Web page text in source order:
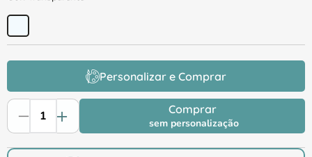
Personalizar e Comprar
Comprar
sem personalização